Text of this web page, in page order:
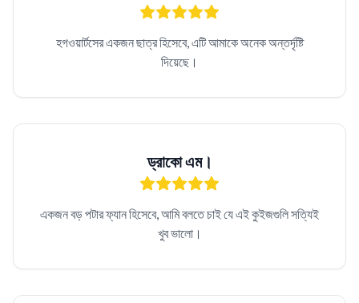
হগওয়ার্টসের একজন ছাত্র হিসেবে, এটি আমাকে অনেক অন্তর্দৃষ্টি
দিয়েছে।
ড্রাকো এম।
একজন বড় পটার ফ্যান হিসেবে, আমি বলতে চাই যে এই কুইজগুলি সত্যিই
খুব ভালো।